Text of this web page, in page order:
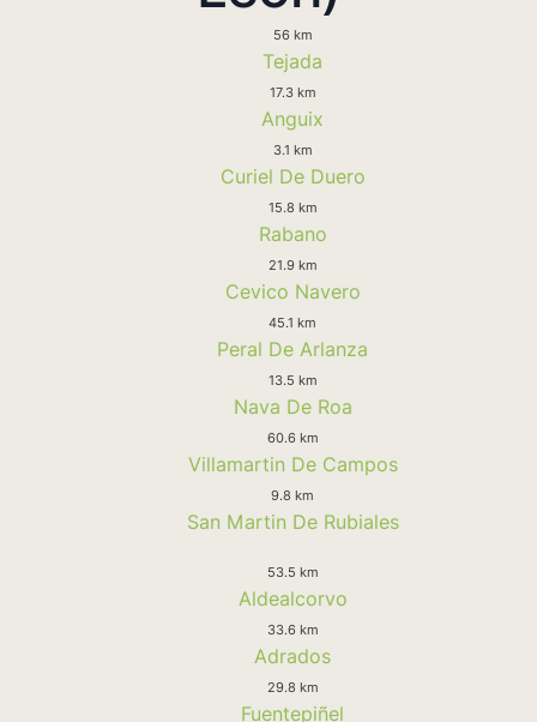
56 km
Tejada
17.3 km
Anguix
3.1 km
Curiel De Duero
15.8 km
Rabano
21.9 km
Cevico Navero
45.1 km
Peral De Arlanza
13.5 km
Nava De Roa
60.6 km
Villamartin De Campos
9.8 km
San Martin De Rubiales
53.5 km
Aldealcorvo
33.6 km
Adrados
29.8 km
Fuentepiñel